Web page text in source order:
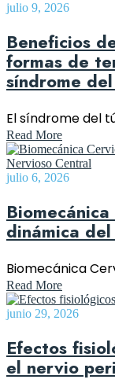
julio 9, 2026
Beneficios
formas de
síndrome
El síndrome del
Read More
julio 6, 2026
dinámica
Biomecánica
Read More
junio 29, 2026
Efectos
el nervio